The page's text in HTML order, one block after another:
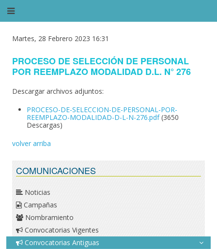
Martes, 28 Febrero 2023 16:31
PROCESO DE SELECCIÓN DE PERSONAL
POR REEMPLAZO MODALIDAD D.L. N° 276
Descargar archivos adjuntos:
PROCESO-DE-SELECCION-DE-PERSONAL-POR-
REEMPLAZO-MODALIDAD-D-L-N-276.pdf (3650
Descargas)
volver arriba
COMUNICACIONES
Noticias
Campañas
Nombramiento
Convocatorias Vigentes
Convocatorias Antiguas